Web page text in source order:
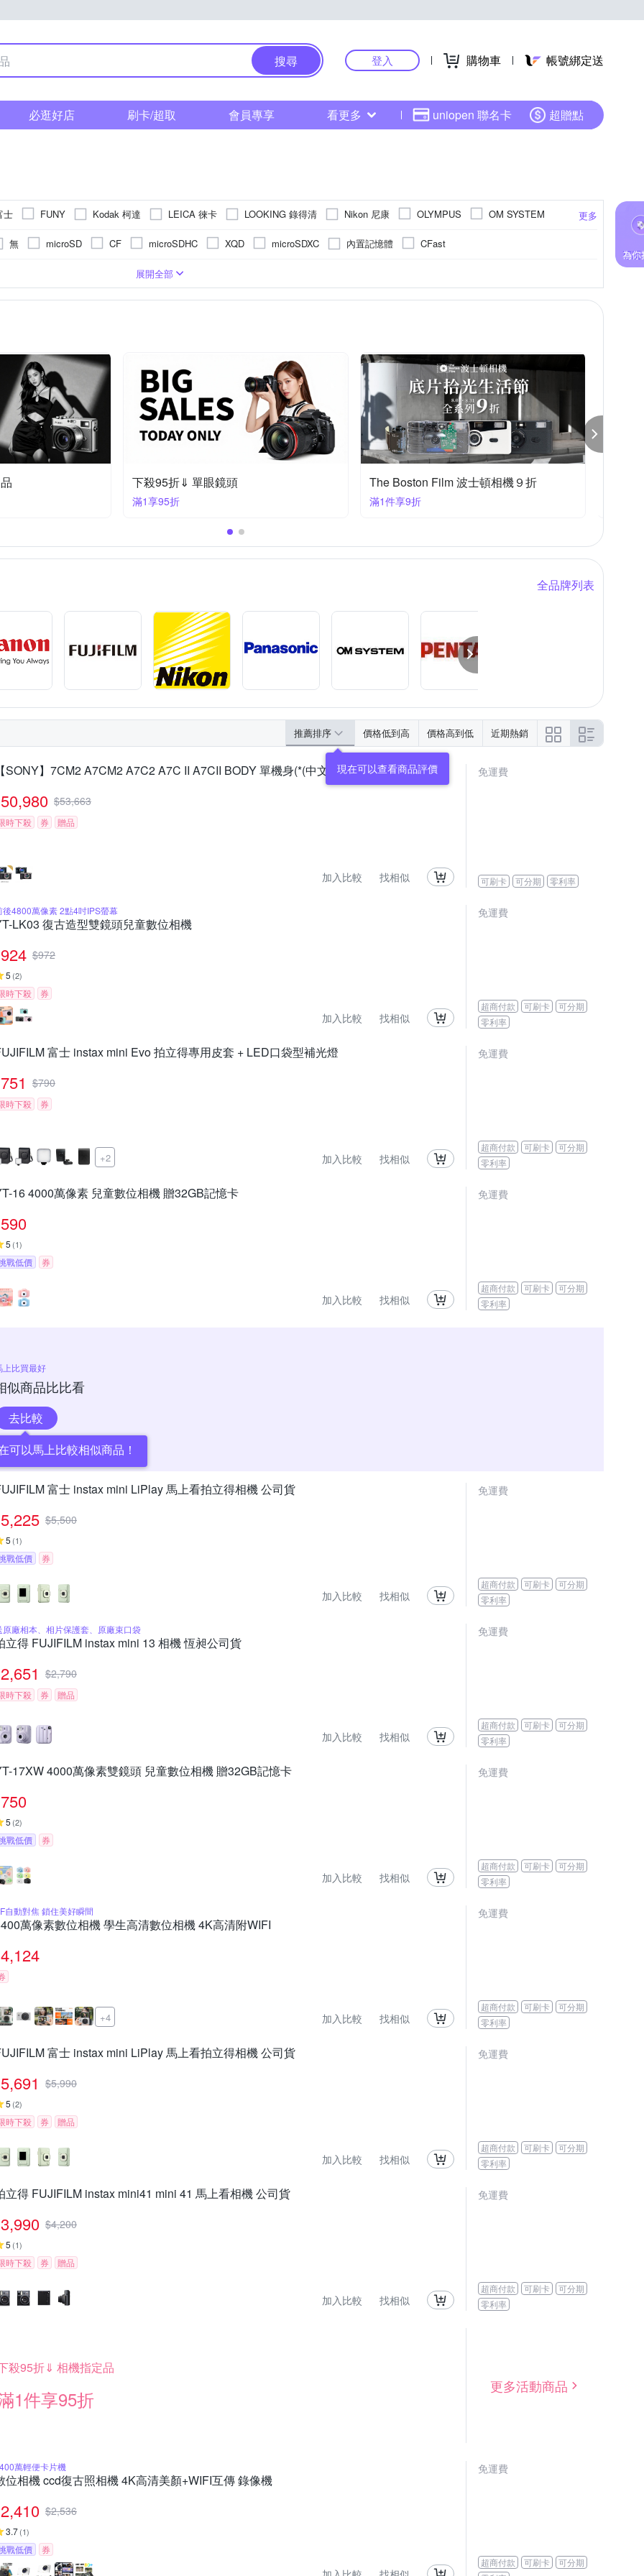
搜尋 登入 購物車 帳號綁定送
必逛好店 刷卡/超取 會員專享 看更多 uniopen 聯名卡 超贈點
更多
士 FUNY Kodak 柯達 LEICA 徠卡 LOOKING 錄得清 Nikon 尼康 OLYMPUS
OM SYSTEM
Polaroid 寶麗萊 RICOH SANRIO 三麗鷗 Sigma SONY 索尼 SAMYANG
無 microSD CF microSDHC XQD microSDXC 內置記憶體
CFast
固定式螢幕
1200萬~1600萬像素
類單眼相機(PASM功能)
1/2.3吋 CMOS 1/3.1吋 CMOS
無
1/2000秒以下
展開全部
The Boston Film 波士頓相機９折
滿1件享9折 滿699大優惠
全品牌列表
推薦排序 價格低到高 價格高到低 近期熱銷
SONY】7CM2 A7CM2 A7C2 A7C II A7CII BODY 單機身(*(中文平輸)
50,980 $53,663
時下殺 券 贈品
加入比較 找相似
免運費
可刷卡 可分期 零利率
後4800萬像素 2點4吋IPS螢幕
LK03 復古造型雙鏡頭兒童數位相機
924 $972
5 (2)
時下殺 券
加入比較 找相似
免運費
超商付款 可刷卡
可分期
零利率
富士 instax mini Evo 拍立得專用皮套 + LED口袋型補光燈
751 $790
時下殺 券
+2 加入比較 找相似
免運費
超商付款 可刷卡
可分期
零利率
16 4000萬像素 兒童數位相機 贈32GB記憶卡
590
5 (1)
戰低價 券
加入比較 找相似
免運費
超商付款 可刷卡
可分期
零利率
上比買最好
似商品比比看
去比較
可以馬上比較相似商品！
富士 instax mini LiPlay 馬上看拍立得相機 公司貨
5,225 $5,500
5 (1)
戰低價 券
加入比較 找相似
免運費
超商付款 可刷卡
可分期
零利率
原廠相本、相片保護套、原廠束口袋
立得 FUJIFILM instax mini 13 相機 恆昶公司貨
2,651 $2,790
時下殺 券 贈品
加入比較 找相似
免運費
超商付款 可刷卡
可分期
零利率
17XW 4000萬像素雙鏡頭 兒童數位相機 贈32GB記憶卡
750
5 (2)
戰低價 券
加入比較 找相似
免運費
超商付款 可刷卡
可分期
零利率
自動對焦 鎖住美好瞬間
萬像素數位相機 學生高清數位相機 4K高清附WIFI
4,124
+4 加入比較 找相似
免運費
超商付款 可刷卡
可分期
零利率
富士 instax mini LiPlay 馬上看拍立得相機 公司貨
5,691 $5,990
5 (2)
時下殺 券 贈品
加入比較 找相似
免運費
超商付款 可刷卡
可分期
零利率
立得 FUJIFILM instax mini41 mini 41 馬上看相機 公司貨
3,990 $4,200
5 (1)
時下殺 券 贈品
加入比較 找相似
免運費
超商付款 可刷卡
可分期
零利率
殺95折⇓ 相機指定品
1件享95折
更多活動商品
萬輕便卡片機
位相機 ccd復古照相機 4K高清美顏+WIFI互傳 錄像機
2,410 $2,536
3.7(1)
戰低價 券
免運費
超商付款 可刷卡
可分期